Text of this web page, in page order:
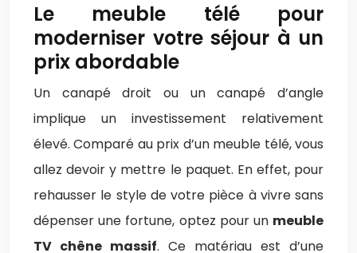
Le meuble télé pour
moderniser votre séjour à un
prix abordable
Un canapé droit ou un canapé d’angle
implique un investissement relativement
élevé. Comparé au prix d’un meuble télé, vous
allez devoir y mettre le paquet. En effet, pour
rehausser le style de votre pièce à vivre sans
dépenser une fortune, optez pour un meuble
TV chêne massif. Ce matériau est d’une